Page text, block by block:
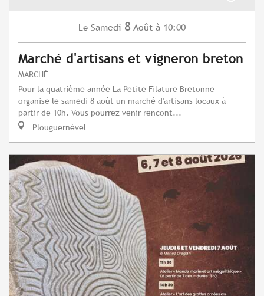
Le Samedi 8 Août à 10:00
Marché d'artisans et vigneron breton
MARCHÉ
Pour la quatrième année La Petite Filature Bretonne
organise le samedi 8 août un marché d'artisans locaux à
partir de 10h. Vous pourrez venir rencont...
Plouguernével